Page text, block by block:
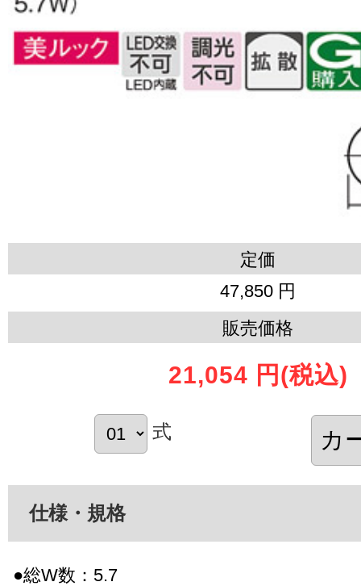
定価
47,850 円
販売価格
21,054 円 (税込)
式
仕様・規格
●総W数：5.7